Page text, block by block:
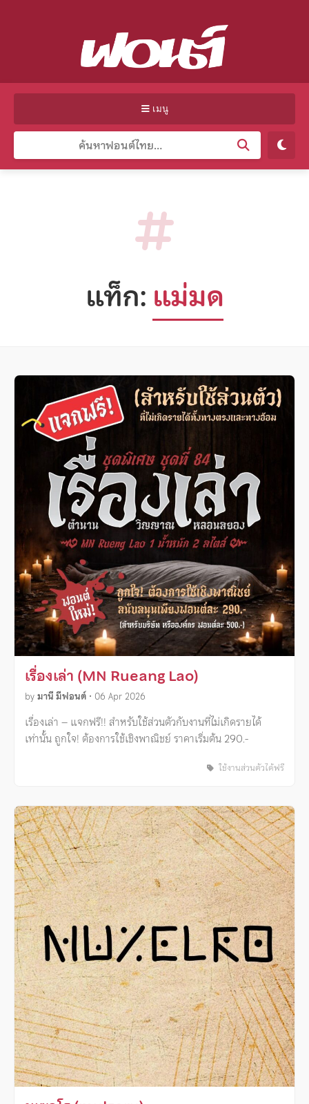
เมนู
แท็ก: แม่มด
เรื่องเล่า (MN Rueang Lao)
byมานี มีฟอนต์ • 06 Apr 2026
เรื่องเล่า – แจกฟรี!! สำหรับใช้ส่วนตัวกับงานที่ไม่เกิดรายได้
เท่านั้น ถูกใจ! ต้องการใช้เชิงพาณิชย์ ราคาเริ่มต้น 290.-
ใช้งานส่วนตัวได้ฟรี